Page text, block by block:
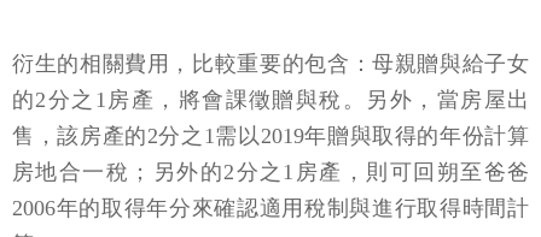
衍生的相關費用，比較重要的包含：母親贈與給子女
的2分之1房產，將會課徵贈與稅。另外，當房屋出
售，該房產的2分之1需以2019年贈與取得的年份計算
房地合一稅；另外的2分之1房產，則可回朔至爸爸
2006年的取得年分來確認適用稅制與進行取得時間計